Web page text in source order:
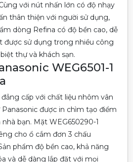
với nút nhấn lớn có độ nhạy
thân thiện với người sử dụng,
dòng Refina có độ bền cao, dễ
được sử dụng trong nhiều công
thự và khách sạn.
WEG6501-1
cấp với chất liệu nhôm vân
được in chìm tạo điểm
bạn. Mặt WEG650290-1
cho ổ cắm đơn 3 chấu
phẩm độ bền cao, khả năng
và dễ dàng lắp đặt với mọi